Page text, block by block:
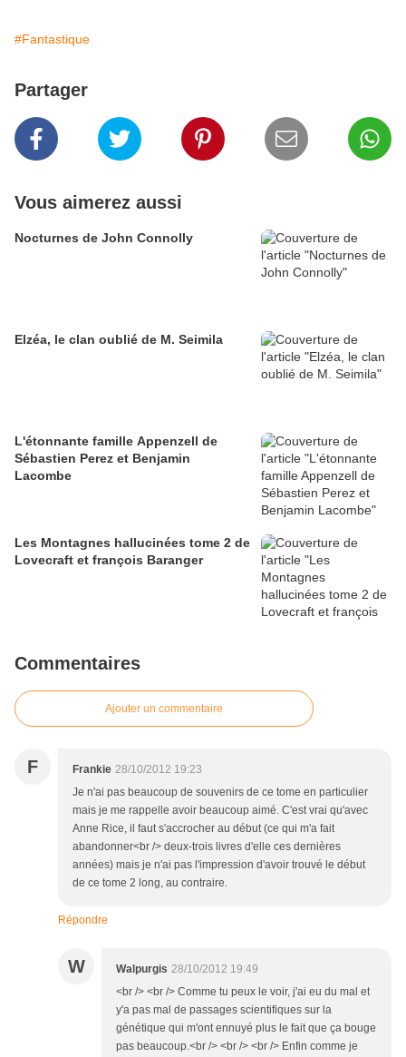
#Fantastique
Partager
Vous aimerez aussi
Nocturnes de John Connolly
Elzéa, le clan oublié de M. Seimila
L'étonnante famille Appenzell de
Sébastien Perez et Benjamin
Lacombe
Les Montagnes hallucinées tome 2 de
Lovecraft et françois Baranger
Commentaires
Ajouter un commentaire
F Frankie 28/10/2012 19:23
Je n'ai pas beaucoup de souvenirs de ce tome en particulier
mais je me rappelle avoir beaucoup aimé. C'est vrai qu'avec
Anne Rice, il faut s'accrocher au début (ce qui m'a fait
abandonner<br /> deux-trois livres d'elle ces dernières
années) mais je n'ai pas l'impression d'avoir trouvé le début
de ce tome 2 long, au contraire.
Répondre
W Walpurgis 28/10/2012 19:49
<br /> <br /> Comme tu peux le voir, j'ai eu du mal et
y'a pas mal de passages scientifiques sur la
génétique qui m'ont ennuyé plus le fait que ça bouge
pas beaucoup.<br /> <br /> <br /> Enfin comme je